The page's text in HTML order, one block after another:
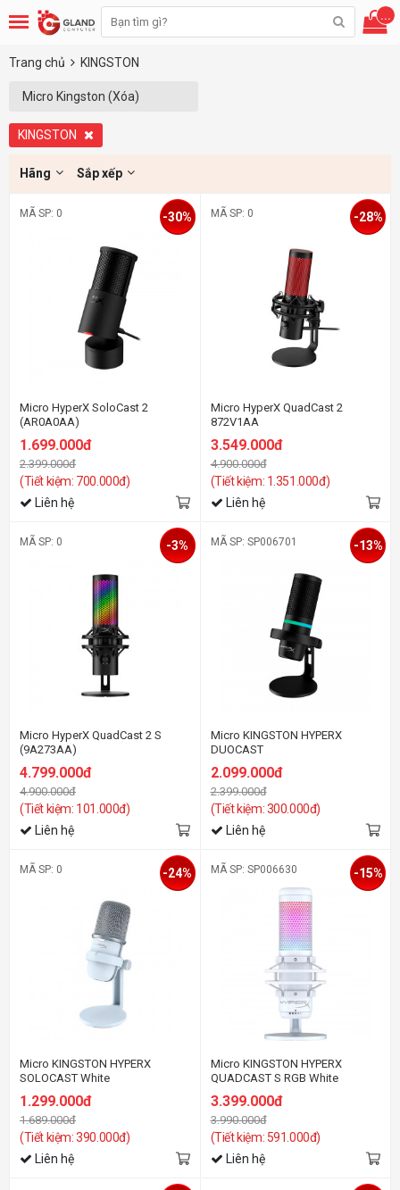
...
Trang chủ KINGSTON
Micro Kingston (Xóa)
KINGSTON
Hãng Sắp xếp
MÃ SP: 0
Micro HyperX SoloCast 2
(AR0A0AA)
1.699.000đ
2.399.000đ
(Tiết kiệm: 700.000đ)
-30%
Liên hệ
MÃ SP: 0
Micro HyperX QuadCast 2
872V1AA
3.549.000đ
4.900.000đ
(Tiết kiệm: 1.351.000đ)
-28%
Liên hệ
MÃ SP: 0
Micro HyperX QuadCast 2 S
(9A273AA)
4.799.000đ
4.900.000đ
(Tiết kiệm: 101.000đ)
-3%
Liên hệ
MÃ SP: SP006701
Micro KINGSTON HYPERX
DUOCAST
2.099.000đ
2.399.000đ
(Tiết kiệm: 300.000đ)
-13%
Liên hệ
MÃ SP: 0
Micro KINGSTON HYPERX
SOLOCAST White
1.299.000đ
1.689.000đ
(Tiết kiệm: 390.000đ)
-24%
Liên hệ
MÃ SP: SP006630
Micro KINGSTON HYPERX
QUADCAST S RGB White
3.399.000đ
3.990.000đ
(Tiết kiệm: 591.000đ)
-15%
Liên hệ